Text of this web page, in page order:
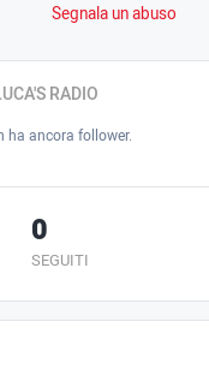
Segnala un abuso
RADIO
ha ancora follower.
SEGUITI
0